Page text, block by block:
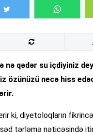
nə qədər su içdiyiniz
özünüzü necə hiss
ki, diyetoloqların
tərləmə nəticəsində